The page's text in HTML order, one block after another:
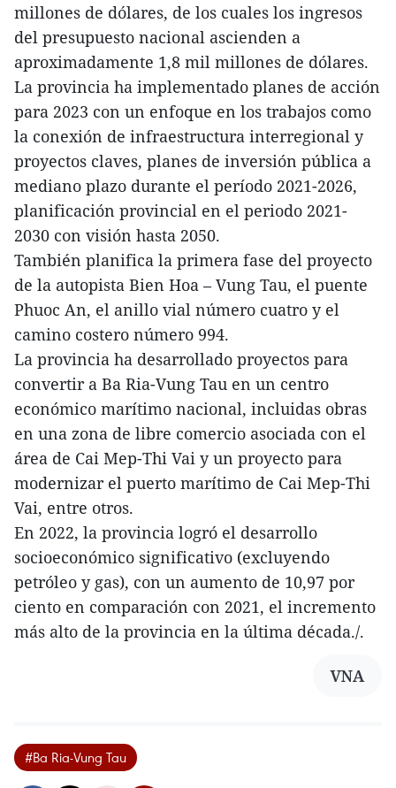
millones de dólares, de los cuales los ingresos
del presupuesto nacional ascienden a
aproximadamente 1,8 mil millones de dólares.
La provincia ha implementado planes de acción
para 2023 con un enfoque en los trabajos como
la conexión de infraestructura interregional y
proyectos claves, planes de inversión pública a
mediano plazo durante el período 2021-2026,
planificación provincial en el periodo 2021-
2030 con visión hasta 2050.
También planifica la primera fase del proyecto
de la autopista Bien Hoa – Vung Tau, el puente
Phuoc An, el anillo vial número cuatro y el
camino costero número 994.
La provincia ha desarrollado proyectos para
convertir a Ba Ria-Vung Tau en un centro
económico marítimo nacional, incluidas obras
en una zona de libre comercio asociada con el
área de Cai Mep-Thi Vai y un proyecto para
modernizar el puerto marítimo de Cai Mep-Thi
Vai, entre otros.
En 2022, la provincia logró el desarrollo
socioeconómico significativo (excluyendo
petróleo y gas), con un aumento de 10,97 por
ciento en comparación con 2021, el incremento
más alto de la provincia en la última década./.
VNA
#Ba Ria-Vung Tau